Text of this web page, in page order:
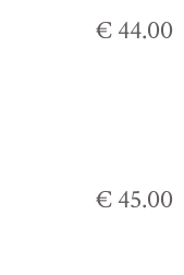
€ 44.00
€ 45.00